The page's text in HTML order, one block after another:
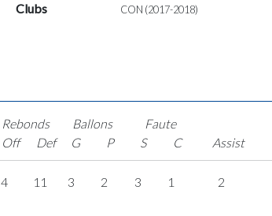
Clubs CON (2017-2018)
Rebonds
Off
Def
Ballons
G
P
Faute
S
C Assist
4 11 3 2 3 1 2